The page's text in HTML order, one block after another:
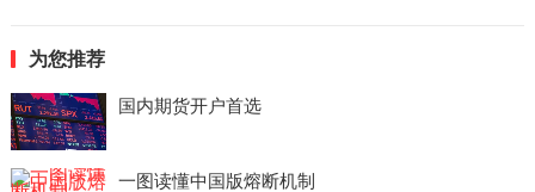
为您推荐
国内期货开户首选
一图读懂中国版熔断机制